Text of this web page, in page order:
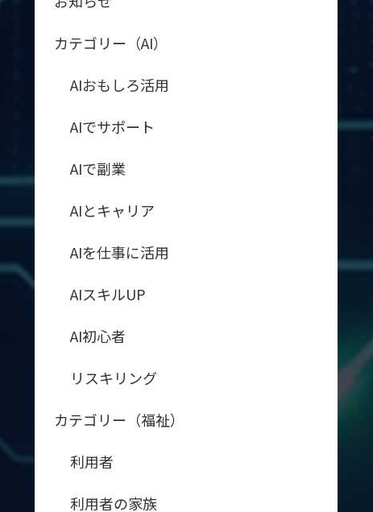
カテゴリー（AI）
AIおもしろ活用
AIでサポート
AIで副業
AIとキャリア
AIを仕事に活用
AIスキルUP
AI初心者
リスキリング
カテゴリー（福祉）
利用者
利用者の家族